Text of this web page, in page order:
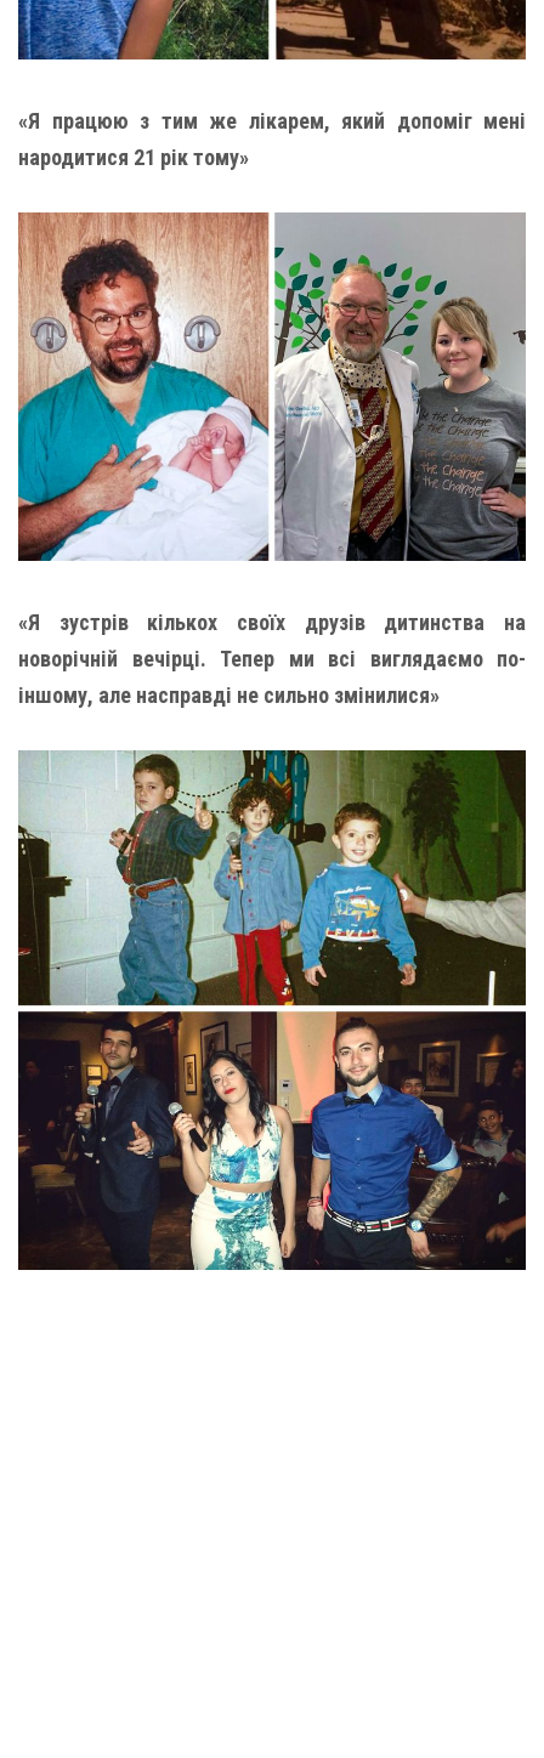
«Я працюю з тим же лікарем, який допоміг мені
народитися 21 рік тому»
«Я зустрів кількох своїх друзів дитинства на
новорічній вечірці. Тепер ми всі виглядаємо по-
іншому, але насправді не сильно змінилися»